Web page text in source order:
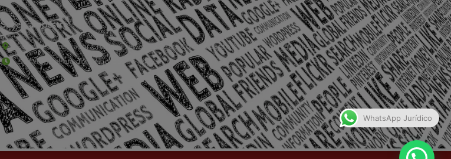
Sede Campestre:
Estrada Governador Chagas Freitas – 3.780 – Colônia Santo Antônio – Barra Mansa
De terça-feira a domingo, das 9h às 17h
WhatsApp Jurídico